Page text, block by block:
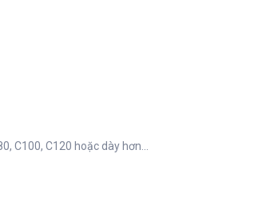
C100, C120 hoặc dày hơn...